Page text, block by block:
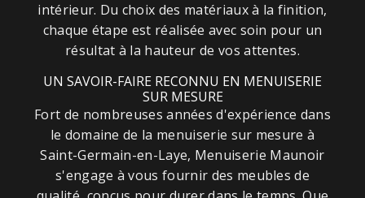
intérieur. Du choix des matériaux à la finition,
chaque étape est réalisée avec soin pour un
résultat à la hauteur de vos attentes.
UN SAVOIR-FAIRE RECONNU EN MENUISERIE
SUR MESURE
Fort de nombreuses années d'expérience dans
le domaine de la menuiserie sur mesure à
Saint-Germain-en-Laye, Menuiserie Maunoir
s'engage à vous fournir des meubles de